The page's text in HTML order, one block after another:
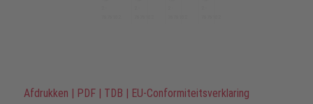
Afdrukken | PDF | TDB | EU-Conformiteitsverklaring